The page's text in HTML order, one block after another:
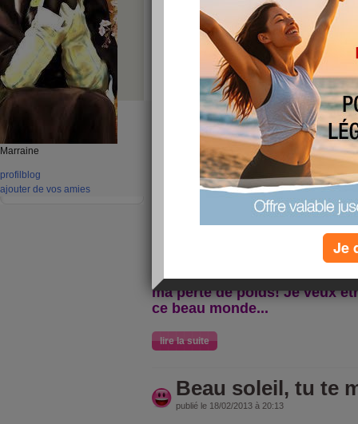
Marraine
profil blog
ajouter de vos amies
21 - 30 31 - 40 41 - 46 »
‹ Préc. 31 32 33 34 35
19 février
publié le 19/02/2013 à 19:56
Coucou, comment ça va?
Pour moi tout baigne.
lire la suite
Nouvelle
Un mariage se prépare dans
de juin. ça devrait
ma perte de poids! Je veux
ce beau monde...
lire la suite
Beau soleil, tu te
publié le 18/02/2013 à 20:13
Je